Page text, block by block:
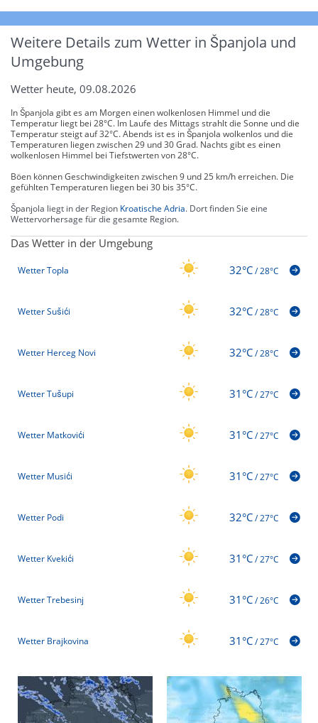
Weitere Details zum Wetter in Španjola und
Umgebung
Wetter heute, 09.08.2026
In Španjola gibt es am Morgen einen wolkenlosen Himmel und die
Temperatur liegt bei 28°C. Im Laufe des Mittags strahlt die Sonne und die
Temperatur steigt auf 32°C. Abends ist es in Španjola wolkenlos und die
Temperaturen liegen zwischen 29 und 30 Grad. Nachts gibt es einen
wolkenlosen Himmel bei Tiefstwerten von 28°C.
Böen können Geschwindigkeiten zwischen 9 und 25 km/h erreichen. Die
gefühlten Temperaturen liegen bei 30 bis 35°C.
Španjola liegt in der Region Kroatische Adria. Dort finden Sie eine
Wettervorhersage für die gesamte Region.
Das Wetter in der Umgebung
Wetter Topla 32°C/28°C
Wetter Sušići 32°C/28°C
Wetter Herceg Novi 32°C/28°C
Wetter Tušupi 31°C/27°C
Wetter Matkovići 31°C/27°C
Wetter Musići 31°C/27°C
Wetter Podi 32°C/27°C
Wetter Kvekići 31°C/27°C
Wetter Trebesinj 31°C/26°C
Wetter Brajkovina 31°C/27°C